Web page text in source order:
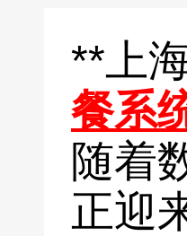
**上
餐系
随着
正迎